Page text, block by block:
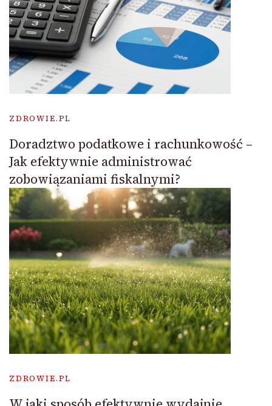
ZDROWIE.PL
Doradztwo podatkowe i rachunkowość –
Jak efektywnie administrować
zobowiązaniami fiskalnymi?
ZDROWIE.PL